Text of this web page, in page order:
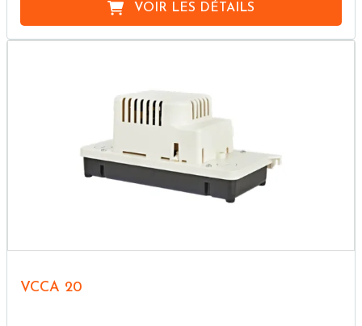
VOIR LES DÉTAILS
VCCA 20